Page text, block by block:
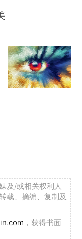
及/或相关权利人
载、摘编、复制及
，获得书面